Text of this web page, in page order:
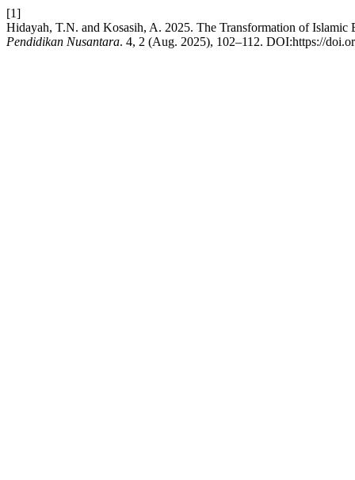
[1]
Hidayah, T.N. and Kosasih, A. 2025. The Transformation of
Pendidikan Nusantara. 4, 2 (Aug. 2025), 102–112. DOI:https://